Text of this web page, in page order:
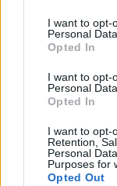
I want to opt-
Personal Data.
Opted In
I want to opt-
Personal
Opted In
I want to opt-
Retention,
Personal
Purposes for
Opted Out
Esim for Global
for Turkey|Esim
for Asia|Esim
Emirates|Esim
for China|Esim
Esim for Latin